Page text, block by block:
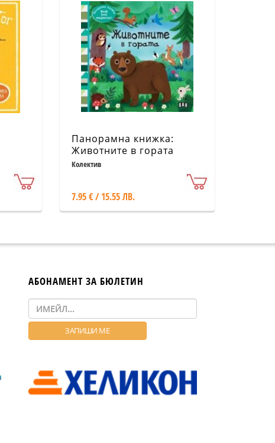
Панорамна книжка:
Животните в гората
Колектив
7.95 € / 15.55 ЛВ.
АБОНАМЕНТ ЗА БЮЛЕТИН